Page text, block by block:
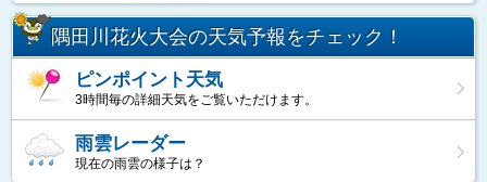
隅田川花火大会の天気予報をチェック！
ピンポイント天気
3時間毎の詳細天気をご覧いただけます。
雨雲レーダー
現在の雨雲の様子は？